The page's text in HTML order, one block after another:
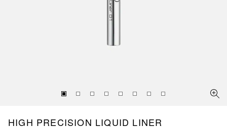
HIGH PRECISION LIQUID LINER